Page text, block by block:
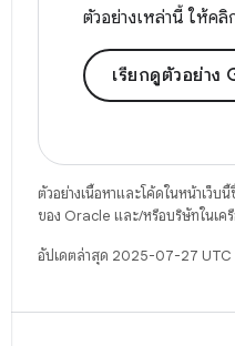
ตัวอย่างเหล่านี้ ให้คลิ
เรียกดูตัวอย่า
ตัวอย่างเนื้อหาและโค้ดในหน้าเว็
ของ Oracle และ/หรือบริษัทในเค
อัปเดตล่าสุด 2025-07-27 UTC